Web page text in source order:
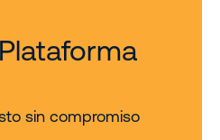
sin compromiso